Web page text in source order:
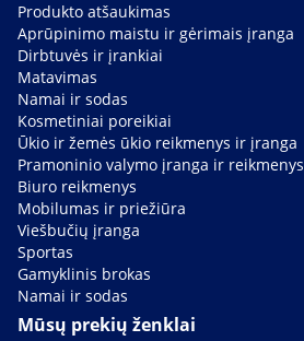
Produkto atšaukimas
Aprūpinimo maistu ir gėrimais įranga
Dirbtuvės ir įrankiai
Matavimas
Namai ir sodas
Kosmetiniai poreikiai
Ūkio ir žemės ūkio reikmenys ir įranga
Pramoninio valymo įranga ir reikmenys
Biuro reikmenys
Mobilumas ir priežiūra
Viešbučių įranga
Sportas
Gamyklinis brokas
Namai ir sodas
Mūsų prekių ženklai